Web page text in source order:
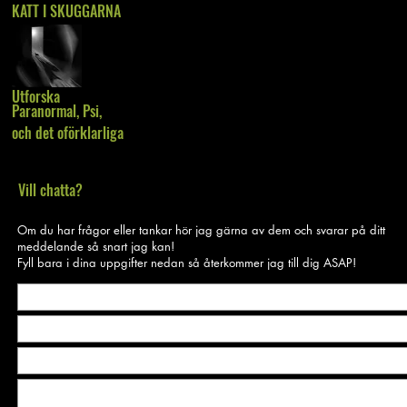
KATT I SKUGGARNA
Utforska
Paranormal, Psi,
och det oförklarliga
Vill chatta?
Om du har frågor eller tankar hör jag gärna av dem och svarar på ditt
meddelande så snart jag kan!
Fyll bara i dina uppgifter nedan så återkommer jag till dig ASAP!